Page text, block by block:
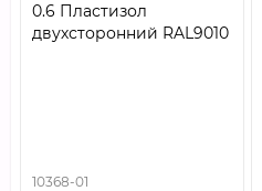
0.6 Пластизол
двухсторонний RAL9010
10368-01